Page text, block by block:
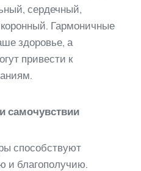
сердечный,
коронный. Гармоничные
здоровье, а
привести к
самочувствии
способствуют
и благополучию.